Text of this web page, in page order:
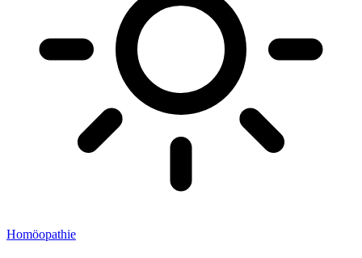
Homöopathie